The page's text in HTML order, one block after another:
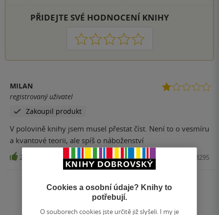
PŘIDEJTE SVÉ HODNOCENÍ KNIHY
1 2 3 4 5
MILAN
registrovaný uživatel
Zakoupil produkt
V polovině knihy jsem musel přestat číst. Není to o vesmíru
a kvantové teorii, ale spíš o náboženství
2 Kniha, Anag, 2021, 9788075543295
Zobrazit všechna hodnocení
Cookies a osobní údaje? Knihy to
potřebují.
O souborech cookies jste určitě již slyšeli. I my je